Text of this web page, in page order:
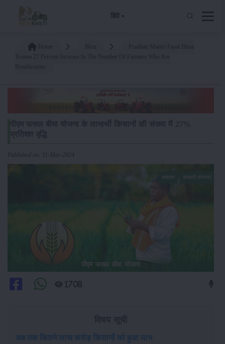
हिंदी
Published on: 11-Mar-2024
पीएम फसल बीमा योजना
1708
अब तक कितने लाख करोड़ किसानों को हुआ लाभ